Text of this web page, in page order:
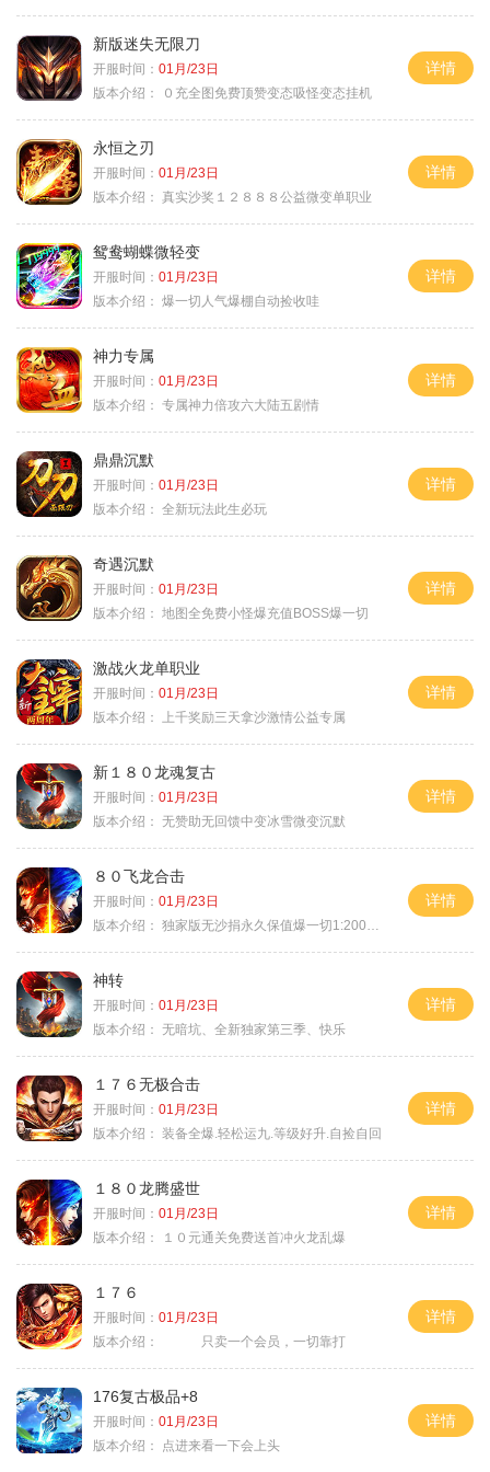
新版迷失无限刀
开服时间： 01月/23日
版本介绍：
０充全图免费顶赞变态吸怪变态挂机
详情
永恒之刃
开服时间： 01月/23日
版本介绍： 真实沙奖１２８８８公益微变单职业
详情
鸳鸯蝴蝶微轻变
开服时间： 01月/23日
版本介绍： 爆一切人气爆棚自动捡收哇
详情
神力专属
开服时间： 01月/23日
版本介绍： 专属神力倍攻六大陆五剧情
详情
鼎鼎沉默
开服时间： 01月/23日
版本介绍： 全新玩法此生必玩
详情
奇遇沉默
开服时间： 01月/23日
版本介绍： 地图全免费小怪爆充值BOSS爆一切
详情
激战火龙单职业
开服时间： 01月/23日
版本介绍：
上千奖励三天拿沙激情公益专属
详情
新１８０龙魂复古
开服时间： 01月/23日
版本介绍： 无赞助无回馈中变冰雪微变沉默
详情
８０飞龙合击
开服时间： 01月/23日
版本介绍： 独家版无沙捐永久保值爆一切1:2000回1
详情
神转
开服时间： 01月/23日
版本介绍： 无暗坑、全新独家第三季、快乐
详情
１７６无极合击
开服时间： 01月/23日
版本介绍： 装备全爆.轻松运九.等级好升.自捡自回
详情
１８０龙腾盛世
开服时间： 01月/23日
版本介绍：
１０元通关免费送首冲火龙乱爆
详情
１７６
开服时间： 01月/23日
版本介绍：
只卖一个会员，一切靠打
详情
176复古极品+8
开服时间： 01月/23日
版本介绍：
点进来看一下会上头
详情